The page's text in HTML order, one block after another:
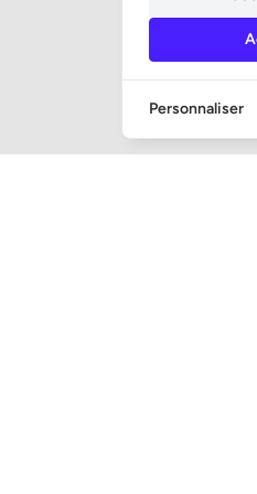
Personnaliser